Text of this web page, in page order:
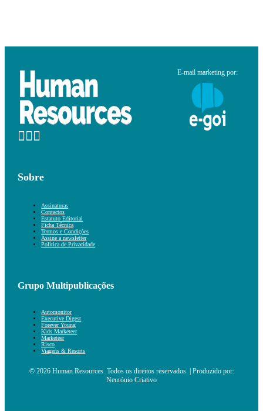
E-mail marketing por:
Sobre
Assinaturas
Contactos
Estatuto Editorial
Ficha Técnica
Termos e Condições
Assine a newsletter
Política de Privacidade
Grupo Multipublicações
Automonitor
Executive Digest
Forever Young
Kids Marketeer
Marketeer
Risco
Viagens & Resorts
© 2026 Human Resources. Todos os direitos reservados. | Produzido por:
Neurónio Criativo